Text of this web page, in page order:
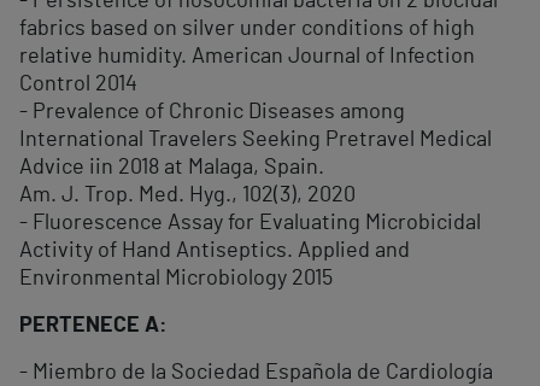
fabrics based on silver under conditions of high
relative humidity. American Journal of Infection
Control 2014
- Prevalence of Chronic Diseases among
International Travelers Seeking Pretravel Medical
Advice iin 2018 at Malaga, Spain.
Am. J. Trop. Med. Hyg., 102(3), 2020
- Fluorescence Assay for Evaluating Microbicidal
Activity of Hand Antiseptics. Applied and
Environmental Microbiology 2015
PERTENECE A:
- Miembro de la Sociedad Española de Cardiología